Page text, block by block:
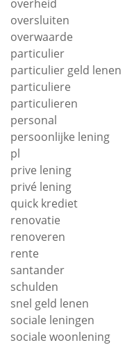
overheid
oversluiten
overwaarde
particulier
particulier geld lenen
particuliere
particulieren
personal
persoonlijke lening
pl
prive lening
privé lening
quick krediet
renovatie
renoveren
rente
santander
schulden
snel geld lenen
sociale leningen
sociale woonlening